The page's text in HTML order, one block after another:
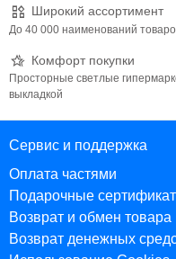
Широкий ассортимент
До 40 000 наименований
Комфорт покупки
Просторные светлые
выкладкой
Сервис и поддержка
Оплата частями
Подарочные
Возврат и обмен товара
Возврат денежных